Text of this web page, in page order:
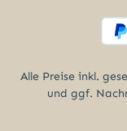
Alle Preise inkl.
und ggf.